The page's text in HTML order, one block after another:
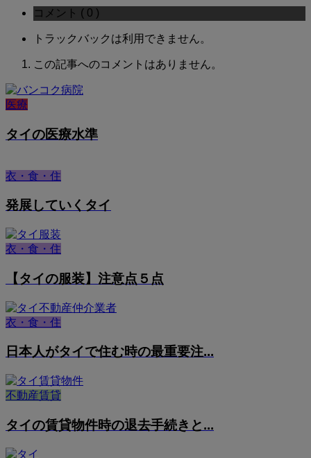
コメント ( 0 )
トラックバックは利用できません。
この記事へのコメントはありません。
医療
タイの医療水準
衣・食・住
発展していくタイ
衣・食・住
【タイの服装】注意点５点
衣・食・住
日本人がタイで住む時の最重要注...
不動産賃貸
タイの賃貸物件時の退去手続きと...